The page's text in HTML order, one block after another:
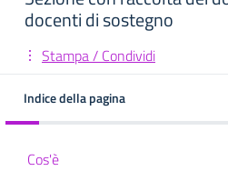
docenti di sostegno
Stampa / Condividi
Indice della pagina
Cos'è